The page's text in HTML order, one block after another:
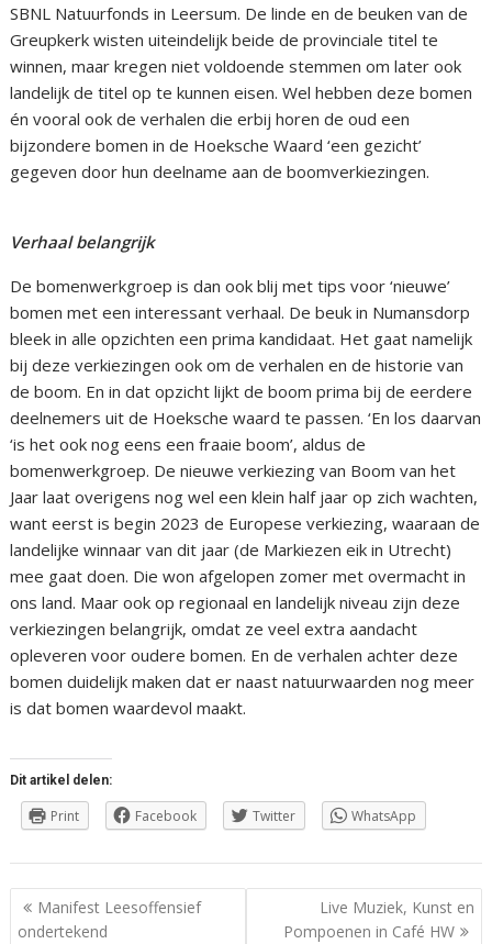
SBNL Natuurfonds in Leersum. De linde en de beuken van de
Greupkerk wisten uiteindelijk beide de provinciale titel te
winnen, maar kregen niet voldoende stemmen om later ook
landelijk de titel op te kunnen eisen. Wel hebben deze bomen
én vooral ook de verhalen die erbij horen de oud een
bijzondere bomen in de Hoeksche Waard ‘een gezicht’
gegeven door hun deelname aan de boomverkiezingen.
Verhaal belangrijk
De bomenwerkgroep is dan ook blij met tips voor ‘nieuwe’
bomen met een interessant verhaal. De beuk in Numansdorp
bleek in alle opzichten een prima kandidaat. Het gaat namelijk
bij deze verkiezingen ook om de verhalen en de historie van
de boom. En in dat opzicht lijkt de boom prima bij de eerdere
deelnemers uit de Hoeksche waard te passen. ‘En los daarvan
‘is het ook nog eens een fraaie boom’, aldus de
bomenwerkgroep. De nieuwe verkiezing van Boom van het
Jaar laat overigens nog wel een klein half jaar op zich wachten,
want eerst is begin 2023 de Europese verkiezing, waaraan de
landelijke winnaar van dit jaar (de Markiezen eik in Utrecht)
mee gaat doen. Die won afgelopen zomer met overmacht in
ons land. Maar ook op regionaal en landelijk niveau zijn deze
verkiezingen belangrijk, omdat ze veel extra aandacht
opleveren voor oudere bomen. En de verhalen achter deze
bomen duidelijk maken dat er naast natuurwaarden nog meer
is dat bomen waardevol maakt.
Dit artikel delen:
Print Facebook Twitter WhatsApp
Berichtnavigatie
Manifest Leesoffensief
ondertekend
Live Muziek, Kunst en
Pompoenen in Café HW